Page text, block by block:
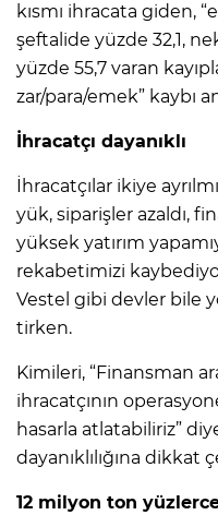
kısmı ihracata giden,
şeftalide yüzde 32,1,
yüzde 55,7 varan
zar/para/emek” kaybı
İhracatçı dayanıklı
İhracatçılar ikiye
yük, siparişler azaldı,
yüksek yatırım
rekabetimi­zi
Vestel gibi devler bile
tirken.
Kimileri, “Finansman
ihracatçının
ha­sarla atlatabiliriz”
dayanıklı­lığına dikkat
12 milyon ton